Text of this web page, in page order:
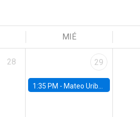
MIÉ
28 29
1:35 PM - Mateo Uribe-Castro, Universidad de los Andes (Colombia)